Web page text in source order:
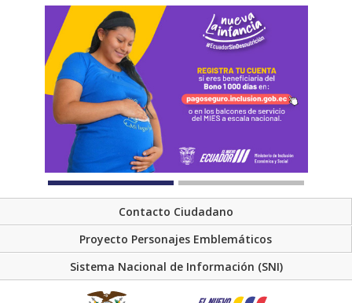
Contacto Ciudadano
Proyecto Personajes Emblemáticos
Sistema Nacional de Información (SNI)